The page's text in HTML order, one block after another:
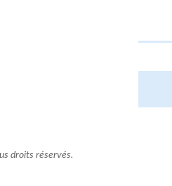
droits réservés.